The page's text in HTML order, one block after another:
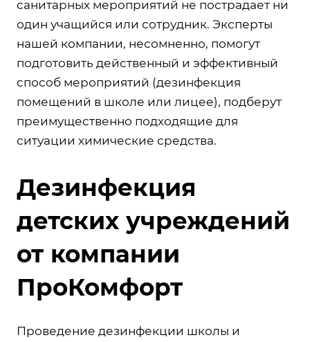
санитарных мероприятий не пострадает ни
один учащийся или сотрудник. Эксперты
нашей компании, несомненно, помогут
подготовить действенный и эффективный
способ мероприятий (дезинфекция
помещений в школе или лицее), подберут
преимущественно подходящие для
ситуации химические средства.
Дезинфекция
детских учреждений
от компании
ПроКомфорт
Проведение дезинфекции школы и